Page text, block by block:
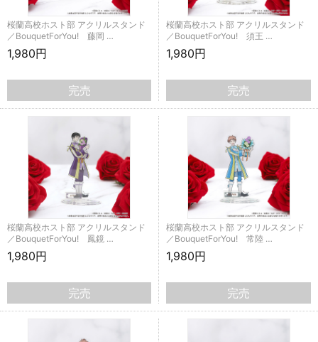
桜蘭高校ホスト部 アクリルスタンド
／BouquetForYou! 藤岡 …
1,980円
完売
桜蘭高校ホスト部 アクリルスタンド
／BouquetForYou! 須王 …
1,980円
完売
桜蘭高校ホスト部 アクリルスタンド
／BouquetForYou! 鳳鏡 …
1,980円
完売
桜蘭高校ホスト部 アクリルスタンド
／BouquetForYou! 常陸 …
1,980円
完売